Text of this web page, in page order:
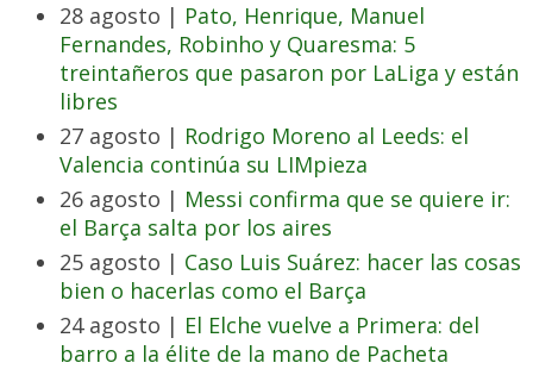
28 agosto | Pato, Henrique, Manuel
Fernandes, Robinho y Quaresma: 5
treintañeros que pasaron por LaLiga y están
libres
27 agosto | Rodrigo Moreno al Leeds: el
Valencia continúa su LIMpieza
26 agosto | Messi confirma que se quiere ir:
el Barça salta por los aires
25 agosto | Caso Luis Suárez: hacer las cosas
bien o hacerlas como el Barça
24 agosto | El Elche vuelve a Primera: del
barro a la élite de la mano de Pacheta